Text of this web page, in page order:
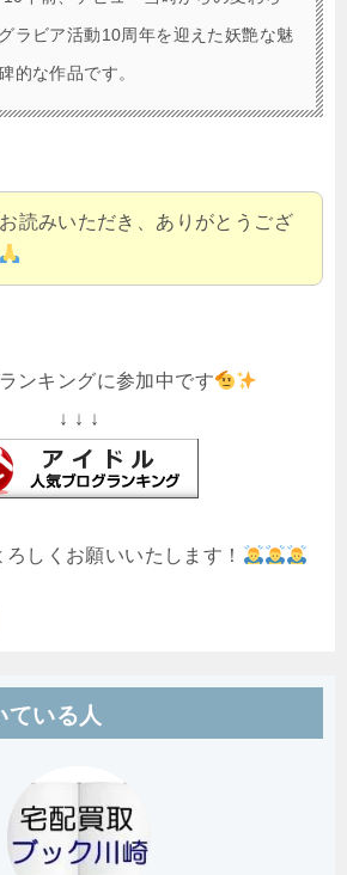
ラビア活動10周年を迎えた妖艶な魅
的な作品です。
読みいただき、ありがとうござ
ンキングに参加中です
↓ ↓ ↓
しくお願いいたします！
ている人